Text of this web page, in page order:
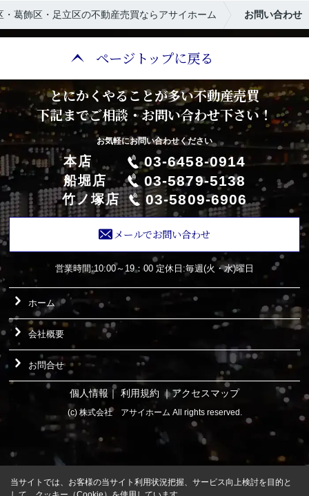
・葛飾区・足立区の不動産売買ならアサイホーム お問い合わせ
ページトップに戻る
とにかくやることが多い不動産売買
下記までご相談・お問い合わせ下さい！
お気軽にお問い合わせください
本店 03-6458-0914
船堀店 03-5879-5138
竹ノ塚店 03-5809-6906
メールでお問い合わせ
営業時間:10:00～19：00 定休日:毎週(火・水)曜日
ホーム
会社概要
お問合せ
個人情報 ｜ 利用規約 ｜アクセスマップ
(c) 株式会社 アサイホーム All rights reserved.
当サイトでは、お客様の当サイト利用状況把握、サービス向上検討を目的と